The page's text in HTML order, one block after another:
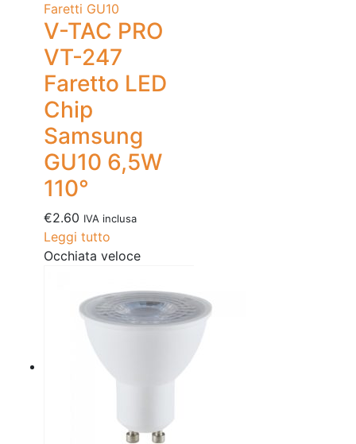
Faretti GU10
V-TAC PRO
VT-247
Faretto LED
Chip
Samsung
GU10 6,5W
110°
€2.60 IVA inclusa
Leggi tutto
Occhiata veloce